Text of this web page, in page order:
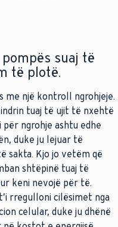
suaj të
të plotë.
me një kontroll ngrohjeje.
tuaj të ujit të nxehtë
ngrohje ashtu edhe
duke ju lejuar të
sakta. Kjo jo vetëm që
shtëpinë tuaj të
keni nevojë për të.
rregulloni cilësimet nga
celular, duke ju dhënë